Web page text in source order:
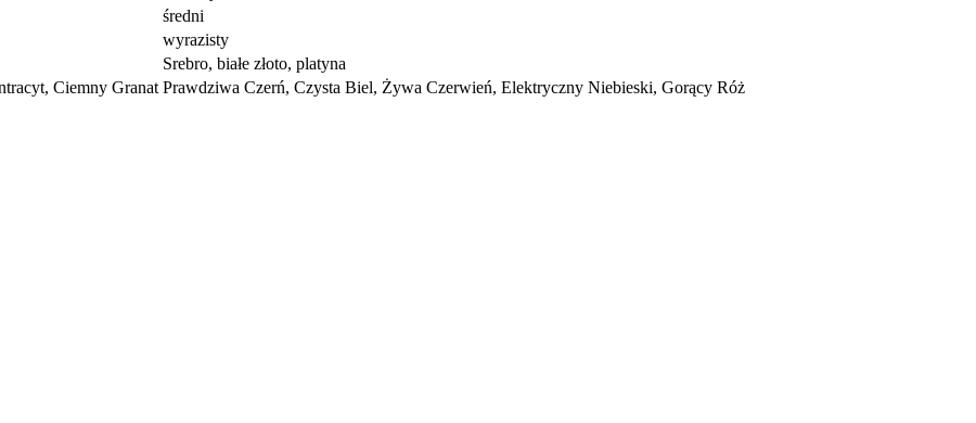
średni
wyrazisty
Srebro, białe złoto, platyna
Ciemny Granat Prawdziwa Czerń, Czysta Biel, Żywa Czerwień, Elektryczny Niebieski, Gorący Róż